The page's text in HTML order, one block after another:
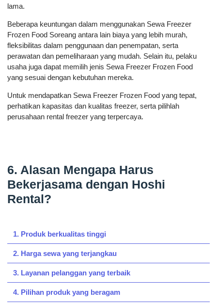
lama.
Beberapa keuntungan dalam menggunakan Sewa Freezer
Frozen Food Soreang antara lain biaya yang lebih murah,
fleksibilitas dalam penggunaan dan penempatan, serta
perawatan dan pemeliharaan yang mudah. Selain itu, pelaku
usaha juga dapat memilih jenis Sewa Freezer Frozen Food
yang sesuai dengan kebutuhan mereka.
Untuk mendapatkan Sewa Freezer Frozen Food yang tepat,
perhatikan kapasitas dan kualitas freezer, serta pilihlah
perusahaan rental freezer yang terpercaya.
6. Alasan Mengapa Harus
Bekerjasama dengan Hoshi
Rental?
1. Produk berkualitas tinggi
2. Harga sewa yang terjangkau
3. Layanan pelanggan yang terbaik
4. Pilihan produk yang beragam